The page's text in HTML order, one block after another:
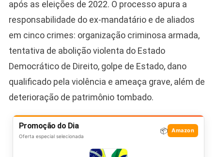
após as eleições de 2022. O processo apura a
responsabilidade do ex-mandatário e de aliados
em cinco crimes: organização criminosa armada,
tentativa de abolição violenta do Estado
Democrático de Direito, golpe de Estado, dano
qualificado pela violência e ameaça grave, além de
deterioração de patrimônio tombado.
Promoção do Dia
Oferta especial selecionada
📦 Amazon